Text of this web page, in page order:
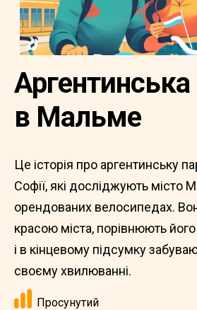
в Мальме
Це історія про аргентинську
Софії, які досліджують місто
орендованих велосипедах.
красою міста, порівнюють
і в кінцевому підсумку
своєму хвилюванні.
Просунутий